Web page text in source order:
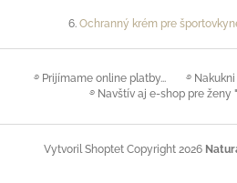
Ochranný krém pre
࿔ Prijímame online platby...
࿔
࿔ Navštív aj e-shop pre ženy
Vytvoril Shoptet Copyright 2026